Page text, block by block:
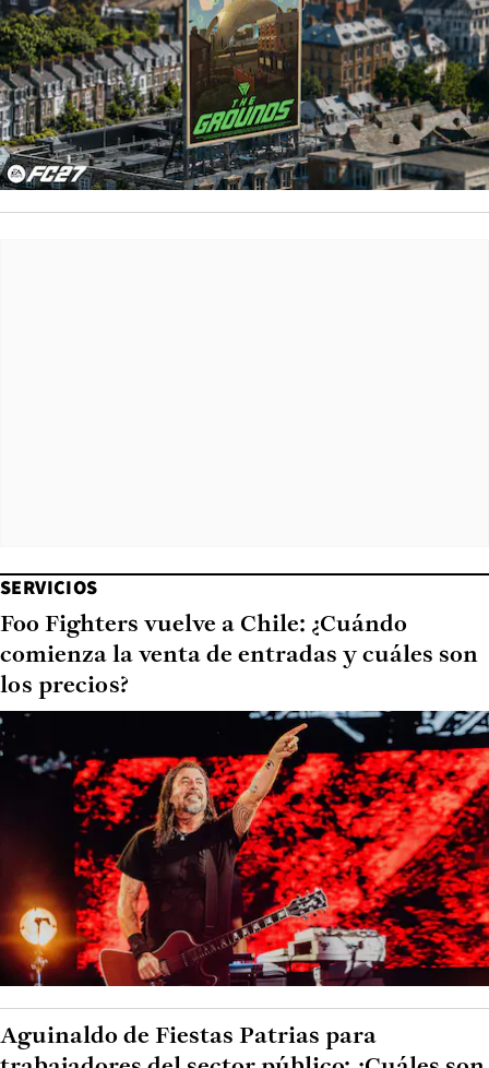
SERVICIOS
Foo Fighters vuelve a Chile: ¿Cuándo
comienza la venta de entradas y cuáles son
los precios?
Aguinaldo de Fiestas Patrias para